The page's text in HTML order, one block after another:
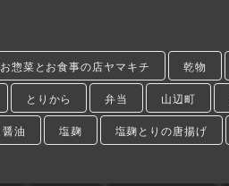
お惣菜とお食事の店ヤマキチ 乾物
とりから 弁当 山辺町
醤油 塩麹 塩麹とりの唐揚げ